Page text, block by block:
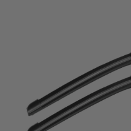
szerepelnek,